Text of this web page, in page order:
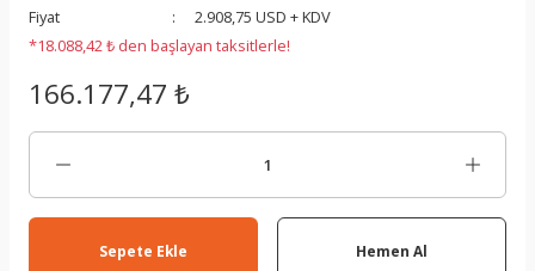
Fiyat
2.908,75 USD + KDV
*18.088,42 ₺ den başlayan taksitlerle!
166.177,47 ₺
Sepete Ekle Hemen Al